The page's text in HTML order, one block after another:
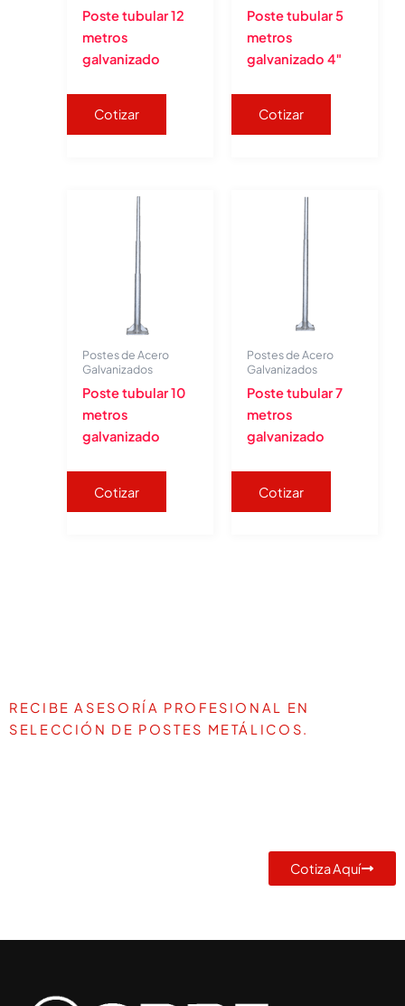
Poste tubular 12
metros
galvanizado
Cotizar
Poste tubular 5
metros
galvanizado 4″
Cotizar
Postes de Acero
Galvanizados
Poste tubular 10
metros
galvanizado
Cotizar
Postes de Acero
Galvanizados
Poste tubular 7
metros
galvanizado
Cotizar
RECIBE ASESORÍA PROFESIONAL EN
SELECCIÓN DE POSTES METÁLICOS.
Cotiza Aquí